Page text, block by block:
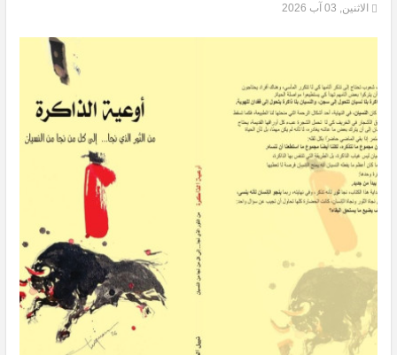
الاثنين, 03 آب 2026